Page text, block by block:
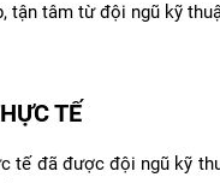
tận tâm từ đội ngũ kỹ
TẾ
tế đã được đội ngũ kỹ